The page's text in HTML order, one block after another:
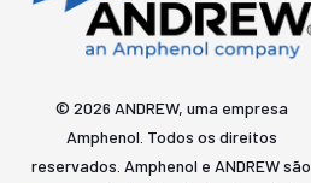
© 2026 ANDREW, uma empresa
Amphenol. Todos os direitos
reservados. Amphenol e ANDREW são